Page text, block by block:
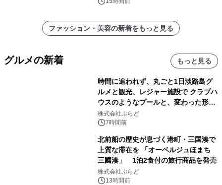
ファッション・美容の新着をもっと見る
グルメの新着 もっと見る
時間に追われず、丸ごと1日淡路島グ
ルメと観光、レジャー施設で クラブハ
ウスのようなプールと、変わった形の
サウナも 「THE BOXY AWAJI」のお
得な素泊まり連泊プランで
株式会社ぷらど
7時間前
北前船の歴史が息づく港町・三国湊で
上質な滞在を 「オーベルジュほまち
三國湊」 1泊2食付の旅行商品を発売
株式会社ぷらど
13時間前